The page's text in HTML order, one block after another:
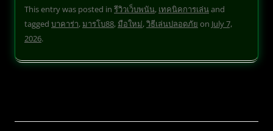
This entry was posted in รีวิวเว็บพนัน, เทคนิคการเล่นand
tagged บาคาร่า, มารโบ88, มือใหม่,วิธีเล่นปลอดภัย on July 7,
2026.